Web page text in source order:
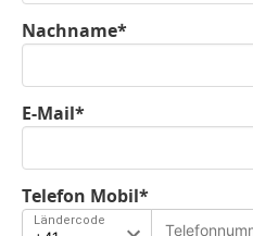
Nachname*
E-Mail*
Telefon Mobil*
Ländercode